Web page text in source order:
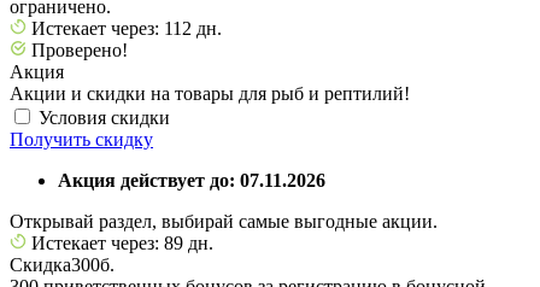
ограничено.
Истекает через: 112 дн.
Проверено!
Акция
Акции и скидки на товары для рыб и рептилий!
Условия скидки
Получить скидку
Акция действует до: 07.11.2026
Открывай раздел, выбирай самые выгодные акции.
Истекает через: 89 дн.
Скидка300б.